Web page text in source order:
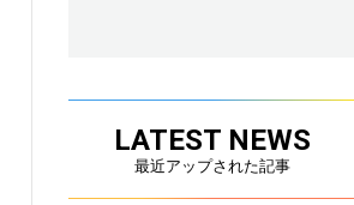
LATEST NEWS
最近アップされた記事